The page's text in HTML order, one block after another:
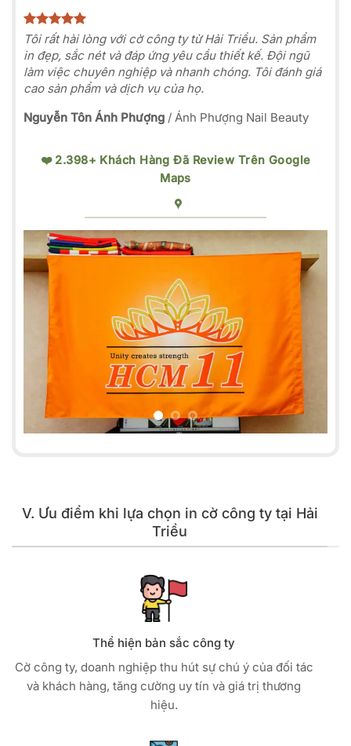
Tôi rất hài lòng với cờ công ty từ Hải Triều. Sản phẩm
in đẹp, sắc nét và đáp ứng yêu cầu thiết kế. Đội ngũ
làm việc chuyên nghiệp và nhanh chóng. Tôi đánh giá
cao sản phẩm và dịch vụ của họ.
Nguyễn Tôn Ánh Phượng / Ánh Phượng Nail Beauty
❤️ 2.398+ Khách Hàng Đã Review Trên Google
Maps
V. Ưu điểm khi lựa chọn in cờ công ty tại Hải
Triều
Thể hiện bản sắc công ty
Cờ công ty, doanh nghiệp thu hút sự chú ý của đối tác
và khách hàng, tăng cường uy tín và giá trị thương
hiệu.